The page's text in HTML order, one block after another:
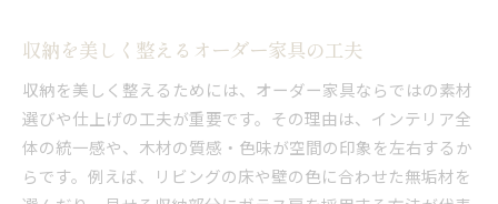
収納を美しく整えるオーダー家具の工夫
収納を美しく整えるためには、オーダー家具ならではの素材
選びや仕上げの工夫が重要です。その理由は、インテリア全
体の統一感や、木材の質感・色味が空間の印象を左右するか
らです。例えば、リビングの床や壁の色に合わせた無垢材を